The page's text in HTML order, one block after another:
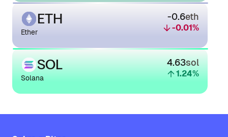
ETH
Ether
-0.6eth
-0.01%
SOL
Solana
4.63sol
1.24%